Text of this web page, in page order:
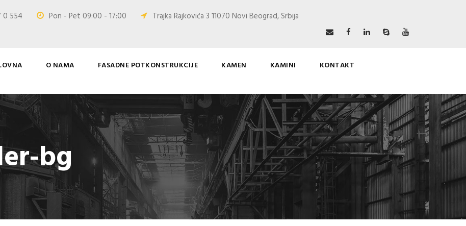
0 554 Pon - Pet 09:00 - 17:00 Trajka Rajkovića 3 11070 Novi Beograd, Srbija
O NAMA FASADNE POTKONSTRUKCIJE KAMEN KAMINI KONTAKT
bg